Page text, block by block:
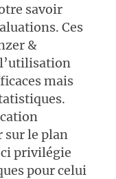
savoir
Ces
&
mais
sur le plan
privilégie
pour celui